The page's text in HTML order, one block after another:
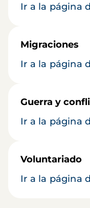
Ir a la página
Migraciones
Ir a la página
Guerra y
Ir a la página
Voluntariado
Ir a la página